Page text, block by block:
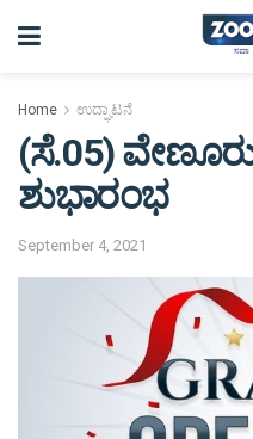
Home ಉದ್ಘಾಟನೆ
(ಸೆ.05)
ಶುಭಾರಂಭ
September 4, 2021